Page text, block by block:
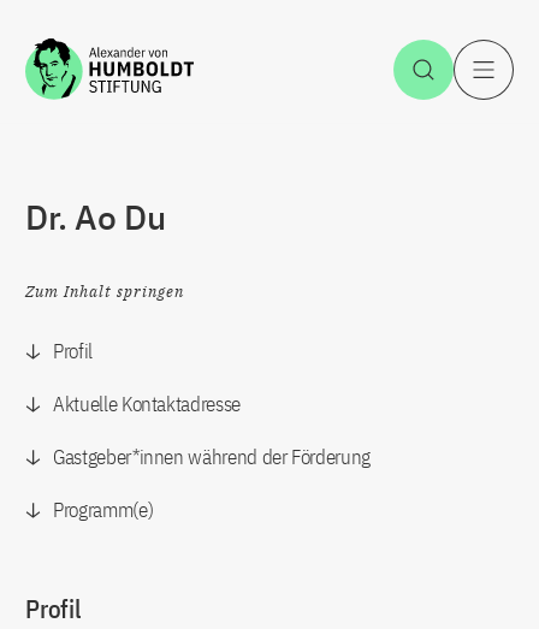
Zum Inhalt springen Suche
Dr. Ao Du
Zum Inhalt springen
Profil
Aktuelle Kontaktadresse
Gastgeber*innen während der Förderung
Programm(e)
Profil